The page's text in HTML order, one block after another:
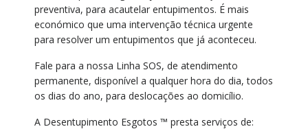
preventiva, para acautelar entupimentos. É mais
económico que uma intervenção técnica urgente
para resolver um entupimentos que já aconteceu.
Fale para a nossa Linha SOS, de atendimento
permanente, disponível a qualquer hora do dia, todos
os dias do ano, para deslocações ao domicílio.
A Desentupimento Esgotos ™ presta serviços de: